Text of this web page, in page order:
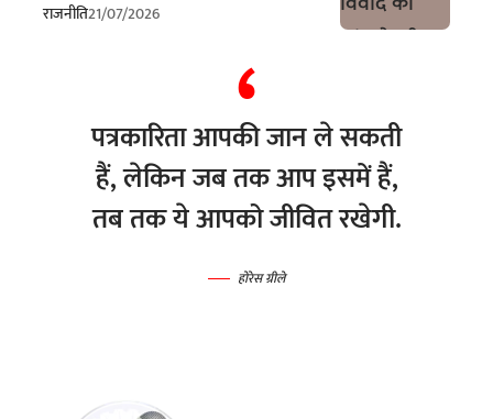
राजनीति21/07/2026
पत्रकारिता आपकी जान ले सकती
हैं, लेकिन जब तक आप इसमें हैं,
तब तक ये आपको जीवित रखेगी.
होरेस ग्रीले